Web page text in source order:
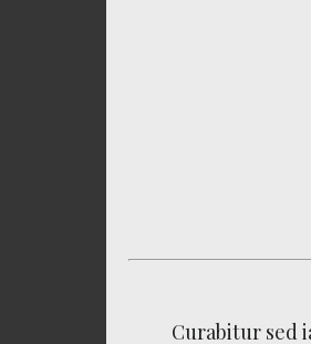
Curabitur sed